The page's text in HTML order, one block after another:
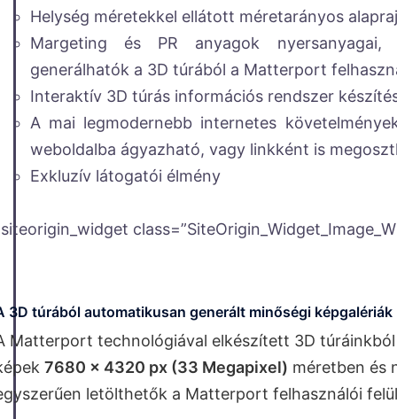
Helység méretekkel ellátott méretarányos
Margeting és PR anyagok
generálhatók a 3D túrából a Matterport
Interaktív 3D túrás információs rendszer
A mai legmodernebb internetes
weboldalba ágyazható, vagy linkként is
Exkluzív látogatói élmény
3D túrából automatikusan generált minőségi képgalériák
Matterport technológiával elkészített 3D
7680 x 4320 px (33 Megapixel) méretben és
letölthetők a Matterport felhasználói